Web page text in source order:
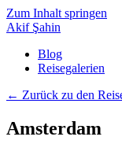
Zum Inhalt springen
Akif Şahin
Blog
Reisegalerien
← Zurück zu den
Amsterdam